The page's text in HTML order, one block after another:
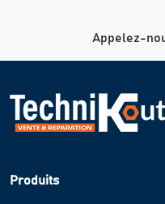
Appelez-
Produits